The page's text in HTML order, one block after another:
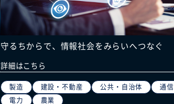
守るちからで、情報社会をみらいへつなぐ
詳細はこちら
製造 建設・不動産 公共・自治体
通信
電力
農業